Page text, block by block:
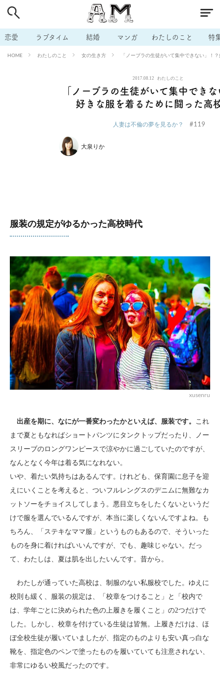
恋愛 ラブタイム 結婚 マンガ わたしのこと 特
HOME わたしのこと 女の生き方 「ノーブラの生徒がいて集中できない」！
2017.08.12 わたしのこと
「ノーブラの生徒がいて集中でき
好きな服を着るために闘った高
人妻は不倫の夢を見るか？ #119
大泉りか
服装の規定がゆるかった高校時代
xusenru
出産を期に、なにが一番変わったかといえば、服装です。 これ
まで夏ともなればショートパンツにタンクトップだったり、ノー
スリーブのロングワンピースで涼やかに過ごしていたのですが、
なんとなく今年は着る気になれない。
いや、着たい気持ちはあるんです。けれども、保育園に息子を迎
えにいくことを考えると、ついフルレングスのデニムに無難なカ
ットソーをチョイスしてしまう。悪目立ちをしたくないというだ
けで服を選んでいるんですが、本当に楽しくないんですよね。も
ちろん、「ステキなママ服」というものもあるので、そういった
ものを身に着ければいいんですが、でも、趣味じゃない。だっ
て、わたしは、夏は肌を出したいんです。昔から。
わたしが通っていた高校は、制服のない私服校でした。ゆえに
校則も緩く、服装の規定は、「校章をつけること」と「校内で
は、学年ごとに決められた色の上履きを履くこと」の2つだけで
した。しかし、校章を付けている生徒は皆無。上履きだけは、ほ
ぼ全校生徒が履いていましたが、指定のものよりも安い真っ白な
靴を、指定色のペンで塗ったものを履いていても注意されない、
非常にゆるい校風だったのです。
# 男の本音 # セフレ # 不倫
# 出会う方法 # マッチングアプリ # ラブグッズ # 体の相